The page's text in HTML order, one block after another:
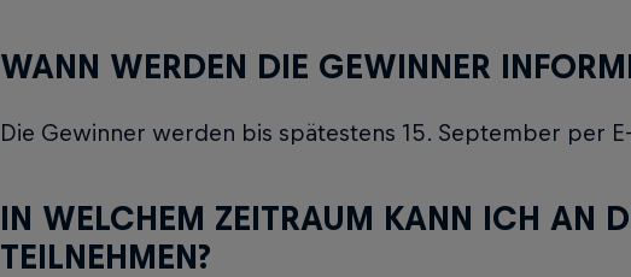
WANN WERDEN DIE GEWINNER
Die Gewinner werden bis spätestens 15. September per
IN WELCHEM ZEITRAUM KANN ICH AN
TEILNEHMEN?